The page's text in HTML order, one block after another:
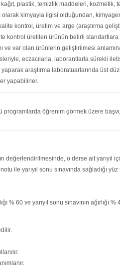
plastik, temizlik maddeleri, kozmetik,
kimyayla ilgisi olduğundan,
kontrol, üretim ve arge (araştırma
kontrol üretilen ürünün belirli
ve var olan ürünlerin geliştirilmesi
eczacılarla, laborantlarla sürekli
araştırma laboratuarlarında üst
yapabilirler.
programlarda öğrenim görmek üzere
değerlendirilmesinde, o derse ait yarıyıl içi
ile yarıyıl sonu sınavında sağladığı
% 60 ve yarıyıl sonu sınavının ağırlığı %